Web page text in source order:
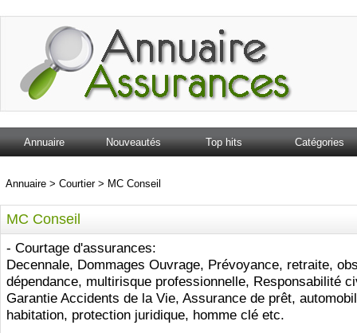
Annuaire Nouveautés Top hits Catégories
Annuaire > Courtier> MC Conseil
MC Conseil
- Courtage d'assurances:
Decennale, Dommages Ouvrage, Prévoyance, retraite,
dépendance, multirisque professionnelle, Responsabilité
Garantie Accidents de la Vie, Assurance de prêt,
habitation, protection juridique, homme clé etc.